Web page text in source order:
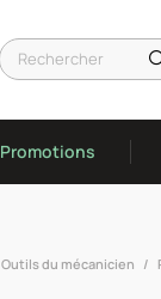
Promotions
Outils du mécanicien